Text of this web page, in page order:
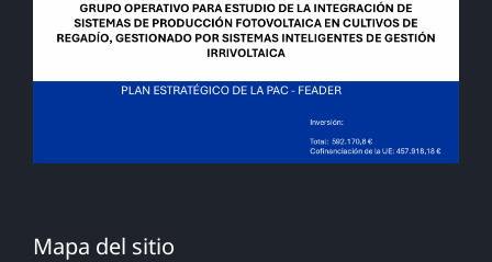
Mapa del sitio